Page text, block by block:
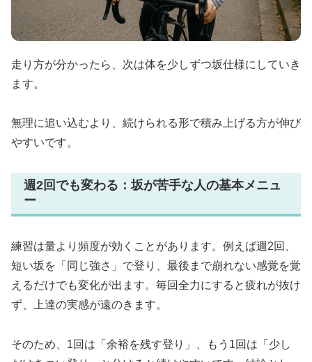
走り方が分かったら、次は体を少しずつ坂仕様にしていき
ます。
無理に追い込むより、続けられる形で積み上げる方が伸び
やすいです。
週2回でも変わる：坂が苦手な人の基本メニュ
ー
練習は量より頻度が効くことがあります。例えば週2回、
短い坂を「同じ強さ」で登り、最後まで崩れない感覚を覚
えるだけでも変化が出ます。毎回全力にすると疲れが抜け
ず、上達の実感が遠のきます。
そのため、1回は「余裕を残す登り」、もう1回は「少し